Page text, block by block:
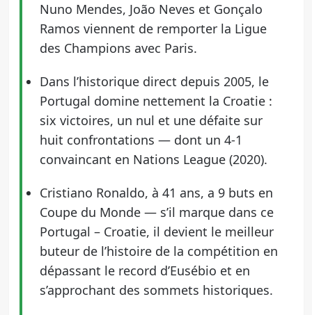
Nuno Mendes, João Neves et Gonçalo
Ramos viennent de remporter la Ligue
des Champions avec Paris.
Dans l’historique direct depuis 2005, le
Portugal domine nettement la Croatie :
six victoires, un nul et une défaite sur
huit confrontations — dont un 4-1
convaincant en Nations League (2020).
Cristiano Ronaldo, à 41 ans, a 9 buts en
Coupe du Monde — s’il marque dans ce
Portugal – Croatie, il devient le meilleur
buteur de l’histoire de la compétition en
dépassant le record d’Eusébio et en
s’approchant des sommets historiques.